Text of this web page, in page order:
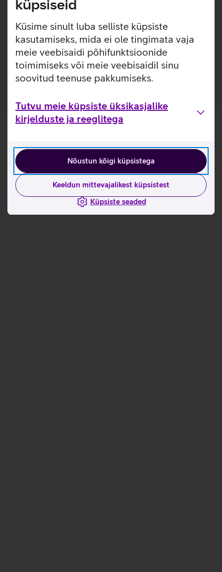
küpsiseid
Küsime sinult luba selliste küpsiste
kasutamiseks, mida ei ole tingimata vaja
meie veebisaidi põhifunktsioonide
toimimiseks või meie veebisaidil sinu
soovitud teenuse pakkumiseks.
Tutvu meie küpsiste üksikasjalike
kirjelduste ja reeglitega
Nõustun kõigi küpsistega
Keeldun mittevajalikest küpsistest
Küpsiste seaded
fotoaparaadis.
Kasulikud lingid
Tutvu SanDisk Ultra mälukaardi omadustega lähemalt